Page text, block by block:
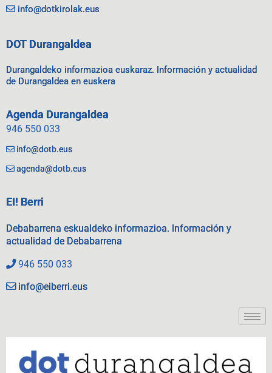
info@dotkirolak.eus
DOT Durangaldea
Durangaldeko informazioa euskaraz. Información y actualidad
de Durangaldea en euskera
Agenda Durangaldea
946 550 033
info@dotb.eus
agenda@dotb.eus
EI! Berri
Debabarrena eskualdeko informazioa. Información y
actualidad de Debabarrena
946 550 033
info@eiberri.eus